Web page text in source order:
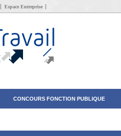
Espace Entreprise
CONCOURS FONCTION PUBLIQUE